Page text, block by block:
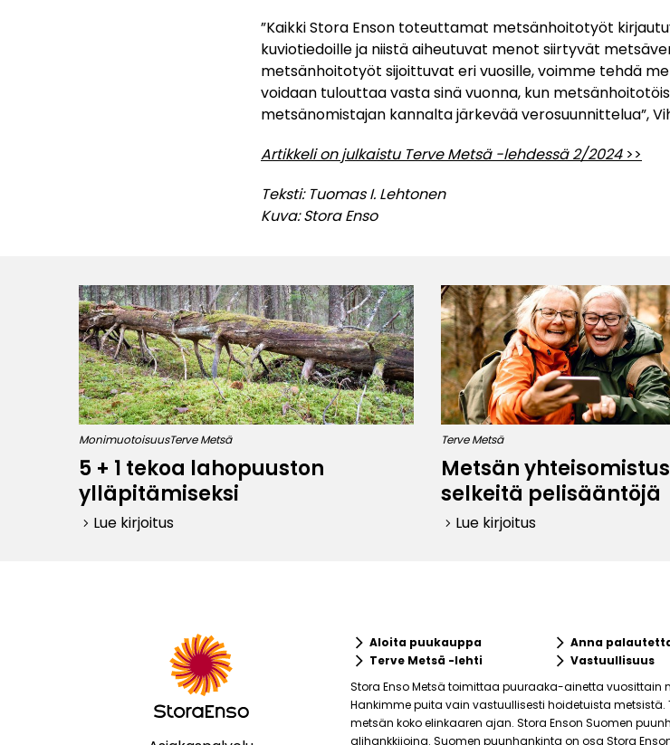
”Kaikki Stora Enson toteuttamat metsänhoitotyöt
kuviotiedoille ja niistä aiheutuvat menot siirtyvät
metsänhoitotyöt sijoittuvat eri vuosille, voimme tehdä
voidaan tulouttaa vasta sinä vuonna, kun
metsänomistajan kannalta järkevää verosuunnittelua”,
Artikkeli on julkaistu Terve Metsä -lehdessä 2/2024>>
Teksti: Tuomas I. Lehtonen
Kuva: Stora Enso
MonimuotoisuusTerve Metsä
5 + 1 tekoa lahopuuston
ylläpitämiseksi
keyboard_arrow_right Lue kirjoitus
Terve Metsä
Metsän
selkeitä pelisääntöjä
keyboard_arrow_right Lue kirjoitus
keyboard_arrow_rightAloita puukauppa
keyboard_arrow_rightTerve Metsä -lehti
keyboard_arrow_rightAnna
keyboard_arrow_rightVastuullisuus
Stora Enso Metsä toimittaa puuraaka-ainetta
Hankimme puita vain vastuullisesti hoidetuista
metsän koko elinkaaren ajan. Stora Enson Suomen
alihankkijoina. Suomen puunhankinta on osa Stora